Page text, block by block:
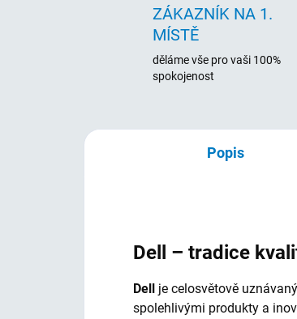
ZÁKAZNÍK NA 1.
MÍSTĚ
děláme vše pro vaši 100%
spokojenost
Popis
Dell – tradice
Dell je celosvětově
spolehlivými produkty a